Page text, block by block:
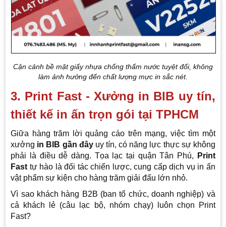
Cận cảnh bề mặt giấy nhựa chống thấm nước tuyệt đối, không
làm ảnh hưởng đến chất lượng mực in sắc nét.
3. Print Fast - Xưởng in BIB uy tín,
thiết kế in ấn trọn gói tại TPHCM
Giữa hàng trăm lời quảng cáo trên mạng, việc tìm một
xưởng in BIB gần đâyuy tín, có năng lực thực sự không
phải là điều dễ dàng. Tọa lạc tại quận Tân Phú,
Print
Fast tự hào là đối tác chiến lược, cung cấp dịch vụ in ấn
vật phẩm sự kiện cho hàng trăm giải đấu lớn nhỏ.
Vì sao khách hàng B2B (ban tổ chức, doanh nghiệp) và
cả khách lẻ (câu lạc bộ, nhóm chạy) luôn chọn Print
Fast?